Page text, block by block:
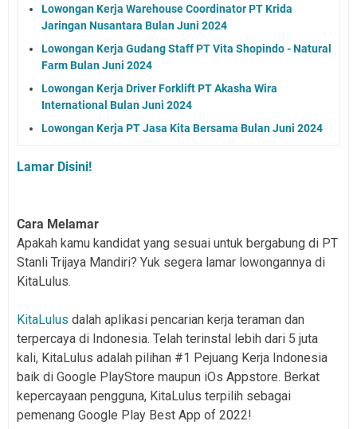
Lowongan Kerja Warehouse Coordinator PT Krida
Jaringan Nusantara Bulan Juni 2024
Lowongan Kerja Gudang Staff PT Vita Shopindo - Natural
Farm Bulan Juni 2024
Lowongan Kerja Driver Forklift PT Akasha Wira
International Bulan Juni 2024
Lowongan Kerja PT Jasa Kita Bersama Bulan Juni 2024
Lamar Disini!
Cara Melamar
Apakah kamu kandidat yang sesuai untuk bergabung di PT
Stanli Trijaya Mandiri? Yuk segera lamar lowongannya di
KitaLulus.
KitaLulus dalah aplikasi pencarian kerja teraman dan
terpercaya di Indonesia. Telah terinstal lebih dari 5 juta
kali, KitaLulus adalah pilihan #1 Pejuang Kerja Indonesia
baik di Google PlayStore maupun iOs Appstore. Berkat
kepercayaan pengguna, KitaLulus terpilih sebagai
pemenang Google Play Best App of 2022!